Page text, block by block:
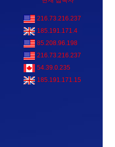
216.73.216.237
185.191.171.4
85.208.96.198
216.73.216.237
54.39.0.235
185.191.171.15